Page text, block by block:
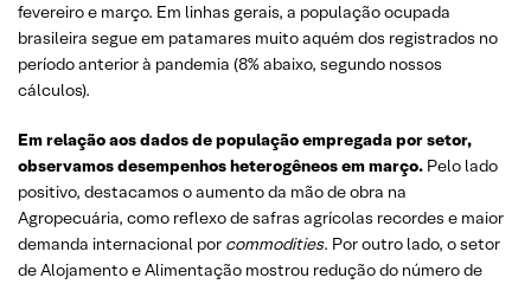
fevereiro e março. Em linhas gerais, a população ocupada
brasileira segue em patamares muito aquém dos registrados no
período anterior à pandemia (8% abaixo, segundo nossos
cálculos).
Em relação aos dados de população empregada por setor,
observamos desempenhos heterogêneos em março. Pelo lado
positivo, destacamos o aumento da mão de obra na
Agropecuária, como reflexo de safras agrícolas recordes e maior
demanda internacional por commodities. Por outro lado, o setor
de Alojamento e Alimentação mostrou redução do número de